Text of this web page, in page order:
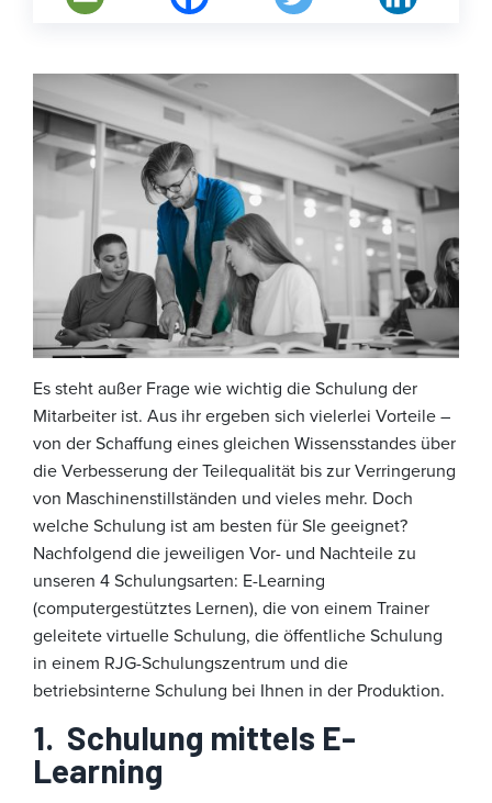
Es steht außer Frage wie wichtig die Schulung der
Mitarbeiter ist. Aus ihr ergeben sich vielerlei Vorteile –
von der Schaffung eines gleichen Wissensstandes über
die Verbesserung der Teilequalität bis zur Verringerung
von Maschinenstillständen und vieles mehr. Doch
welche Schulung ist am besten für SIe geeignet?
Nachfolgend die jeweiligen Vor- und Nachteile zu
unseren 4 Schulungsarten: E-Learning
(computergestütztes Lernen), die von einem Trainer
geleitete virtuelle Schulung, die öffentliche Schulung
in einem RJG-Schulungszentrum und die
betriebsinterne Schulung bei Ihnen in der Produktion.
1. Schulung mittels E-
Learning